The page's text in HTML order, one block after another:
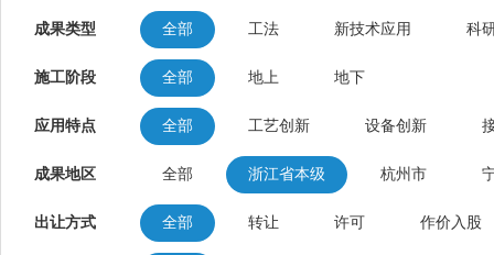
成果类型 全部 工法 新技术应用 科
施工阶段 全部 地上 地下
应用特点 全部 工艺创新 设备创新
成果地区 全部 浙江省本级 杭州市
出让方式 全部 转让 许可 作价入股